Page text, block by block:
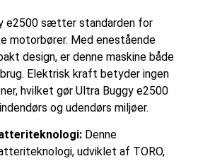
e2500 sætter standarden for
motorbører. Med enestående
design, er denne maskine både
Elektrisk kraft betyder ingen
hvilket gør Ultra Buggy e2500
og udendørs miljøer.
Denne
udviklet af TORO,